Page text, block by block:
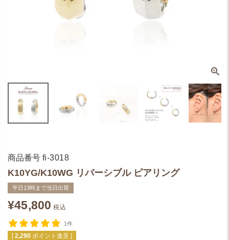
商品番号 fi-3018
K10YG/K10WG リバーシブル ピアリング
平日13時まで当日出荷
¥45,800 税込
1件
[ 2,290 ポイント進呈 ]